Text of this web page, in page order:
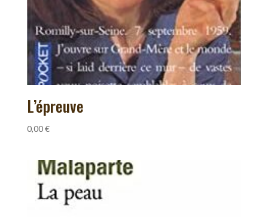
L’épreuve
0,00€